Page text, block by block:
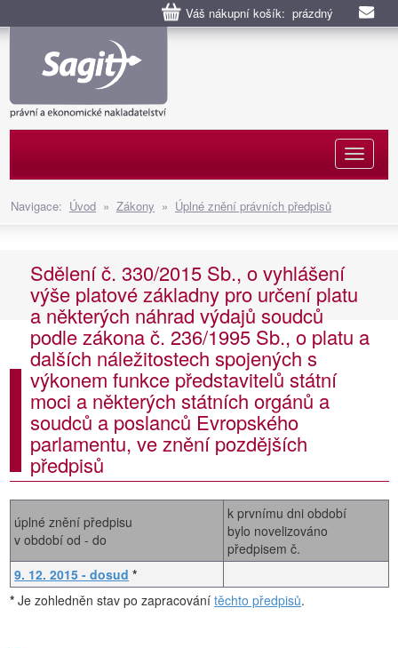
Váš nákupní košík: prázdný
Navigace: Úvod » Zákony » Úplné znění právních předpisů
Sdělení č. 330/2015 Sb., o vyhlášení
výše platové základny pro určení platu
a některých náhrad výdajů soudců
podle zákona č. 236/1995 Sb., o platu a
dalších náležitostech spojených s
výkonem funkce představitelů státní
moci a některých státních orgánů a
soudců a poslanců Evropského
parlamentu, ve znění pozdějších
předpisů
úplné znění předpisu
v období od - do
k prvnímu dni období
bylo novelizováno
předpisem č.
9. 12. 2015 - dosud *
* Je zohledněn stav po zapracování těchto předpisů.